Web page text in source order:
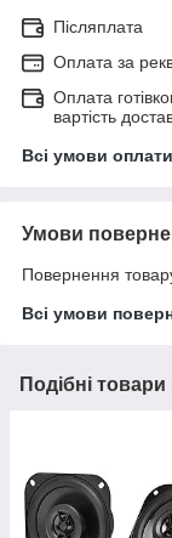
Післяплата
Оплата за
Оплата
вартість
Всі умови оплати
Умови
Повернення
Всі умови
Подібні товари